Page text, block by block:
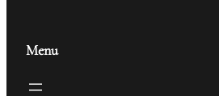
Menu